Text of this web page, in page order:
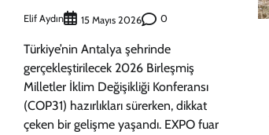
Elif Aydın 15 Mayıs 2026 0
Türkiye’nin Antalya şehrinde
gerçekleştirilecek 2026 Birleşmiş
Milletler İklim Değişikliği Konferansı
(COP31) hazırlıkları sürerken, dikkat
çeken bir gelişme yaşandı. EXPO fuar